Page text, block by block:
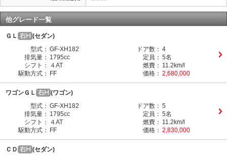
他グレード一覧
ＧＬ
(セダン)
型式： GF-XH182 ドア数： 4
排気量： 1795cc 定員： 5名
シフト：
４AT 燃費： 11.2km/l
駆動方式：
FF 価格： 2,680,000
ワゴンＧＬ
(ワゴン)
型式： GF-XH182 ドア数： 5
排気量： 1795cc 定員： 5名
シフト：
４AT 燃費： 11.2km/l
駆動方式：
FF 価格： 2,830,000
ＣＤ
(セダン)